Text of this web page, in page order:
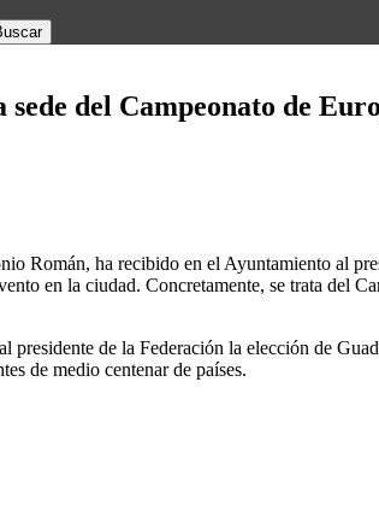
del Campeonato de
Román, ha recibido en el Ayuntamiento al
en la ciudad. Concretamente, se trata del
presidente de la Federación la elección de
de medio centenar de países.